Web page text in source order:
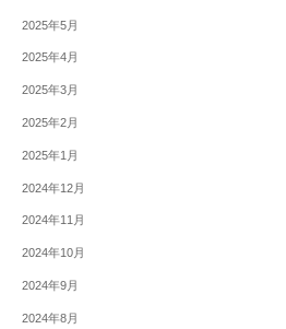
2025年5月
2025年4月
2025年3月
2025年2月
2025年1月
2024年12月
2024年11月
2024年10月
2024年9月
2024年8月